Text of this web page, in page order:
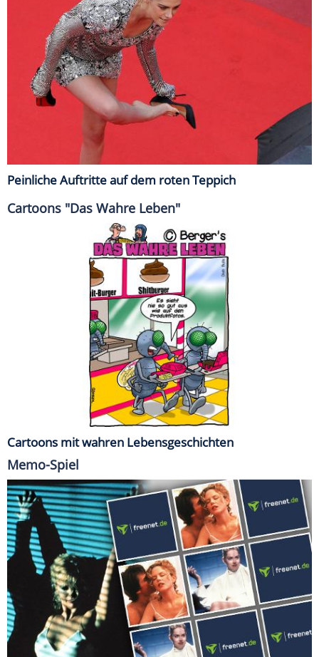
Peinliche Auftritte auf dem roten Teppich
Cartoons "Das Wahre Leben"
Cartoons mit wahren Lebensgeschichten
Memo-Spiel